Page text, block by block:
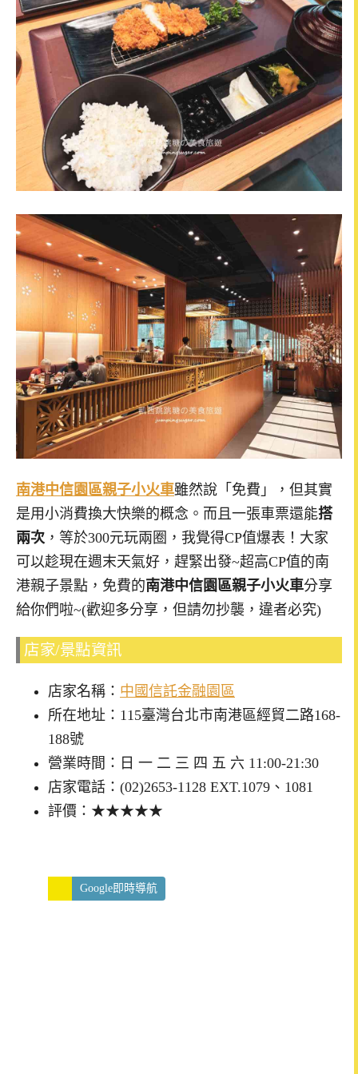
南港中信園區親子小火車雖然說「免費」，但其實
是用小消費換大快樂的概念。而且一張車票還能搭
兩次 ，等於300元玩兩圈，我覺得CP值爆表！大家
可以趁現在週末天氣好，趕緊出發~超高CP值的南
港親子景點，免費的南港中信園區親子小火車分享
給你們啦~(歡迎多分享，但請勿抄襲，違者必究)
店家/景點資訊
店家名稱： 中國信託金融園區
所在地址：115臺灣台北市南港區經貿二路168-
188號
營業時間：日 一 二 三 四 五 六 11:00-21:30
店家電話：(02)2653-1128 EXT.1079、1081
評價：★★★★★
Google即時導航